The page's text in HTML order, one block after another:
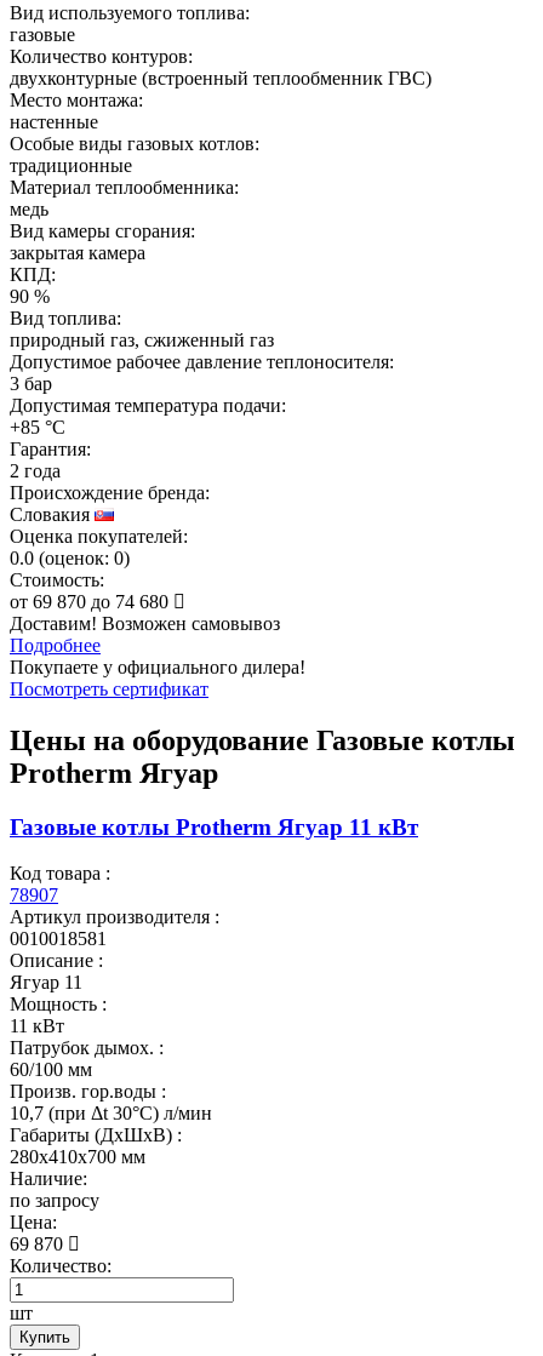
Вид используемого топлива:
газовые
Количество контуров:
двухконтурные (встроенный теплообменник ГВС)
Место монтажа:
настенные
Особые виды газовых котлов:
традиционные
Материал теплообменника:
медь
Вид камеры сгорания:
закрытая камера
КПД:
90 %
Вид топлива:
природный газ, сжиженный газ
Допустимое рабочее давление теплоносителя:
3 бар
Допустимая температура подачи:
+85 °C
Гарантия:
2 года
Происхождение бренда:
Словакия
Оценка покупателей:
0.0 (оценок: 0)
Стоимость:
от 69 870 до 74 680
Доставим! Возможен самовывоз
Подробнее
Покупаете у официального дилера!
Посмотреть сертификат
Цены на оборудование Газовые котлы
Protherm Ягуар
Газовые котлы Protherm Ягуар 11 кВт
Код товара :
78907
Артикул производителя :
0010018581
Описание :
Ягуар 11
Мощность :
11 кВт
Патрубок дымох. :
60/100 мм
Произв. гор.воды :
10,7 (при Δt 30°С) л/мин
Габариты (ДхШхВ) :
280x410x700 мм
Наличие:
по запросу
Цена:
69 870
Количество:
шт
Купить